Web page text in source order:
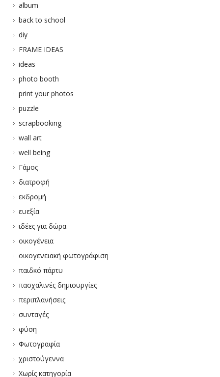
album
back to school
diy
FRAME IDEAS
ideas
photo booth
print your photos
puzzle
scrapbooking
wall art
well being
Γάμος
διατροφή
εκδρομή
ευεξία
ιδέες για δώρα
οικογένεια
οικογενειακή φωτογράφιση
παιδκό πάρτυ
πασχαλινές δημιουργίες
περιπλανήσεις
συνταγές
φύση
Φωτογραφία
χριστούγεννα
Χωρίς κατηγορία